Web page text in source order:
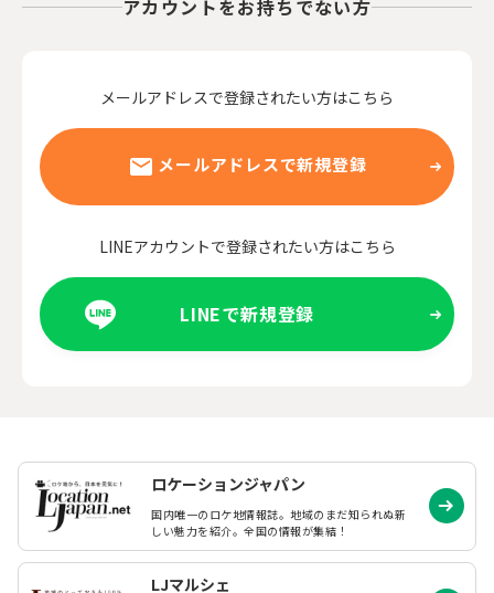
アカウントをお持ちでない方
メールアドレスで登録されたい方はこちら
メールアドレスで新規登録
LINEアカウントで登録されたい方はこちら
LINEで新規登録
ロケーションジャパン
国内唯一のロケ地情報誌。地域のまだ知られぬ新
しい魅力を紹介。全国の情報が集結！
LJマルシェ